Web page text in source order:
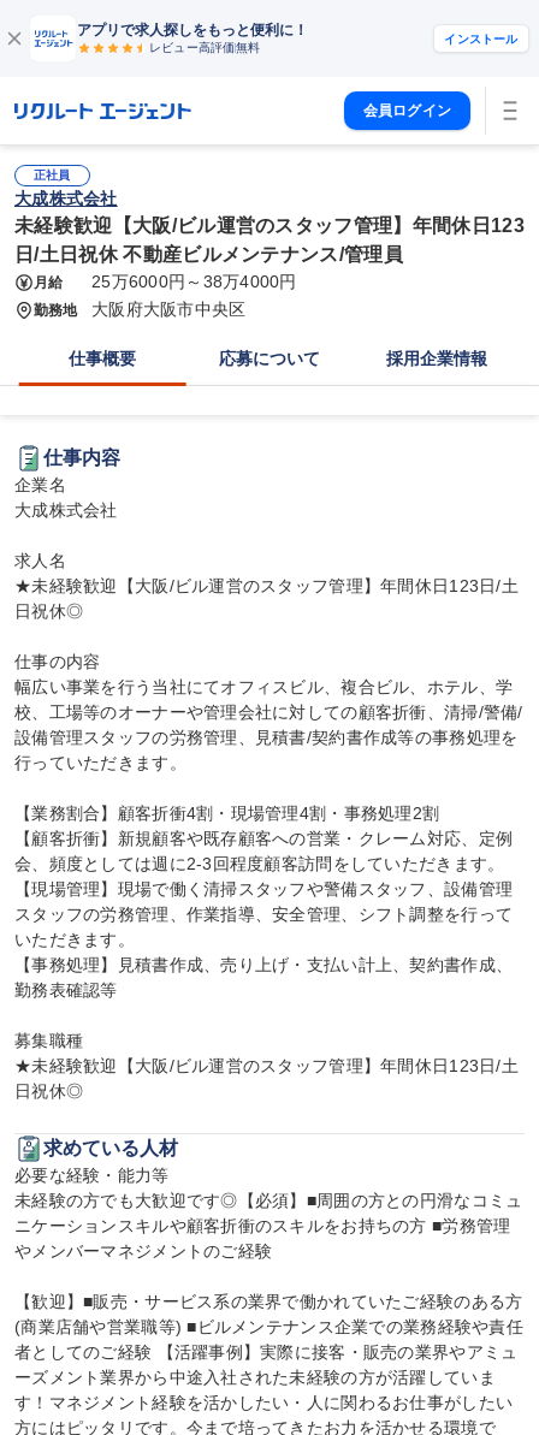
アプリで求人探しをもっと便利に！
レビュー高評価無料
インストール
会員ログイン
正社員
大成株式会社
未経験歓迎【大阪/ビル運営のスタッフ管理】年間休日123
日/土日祝休 不動産ビルメンテナンス/管理員
月給 25万6000円～38万4000円
勤務地 大阪府大阪市中央区
仕事概要 応募について 採用企業情報
仕事内容
企業名
大成株式会社
求人名
★未経験歓迎【大阪/ビル運営のスタッフ管理】年間休日123日/土
日祝休◎
仕事の内容
幅広い事業を行う当社にてオフィスビル、複合ビル、ホテル、学
校、工場等のオーナーや管理会社に対しての顧客折衝、清掃/警備/
設備管理スタッフの労務管理、見積書/契約書作成等の事務処理を
行っていただきます。
【業務割合】顧客折衝4割・現場管理4割・事務処理2割
【顧客折衝】新規顧客や既存顧客への営業・クレーム対応、定例
会、頻度としては週に2-3回程度顧客訪問をしていただきます。
【現場管理】現場で働く清掃スタッフや警備スタッフ、設備管理
スタッフの労務管理、作業指導、安全管理、シフト調整を行って
いただきます。
【事務処理】見積書作成、売り上げ・支払い計上、契約書作成、
勤務表確認等
募集職種
★未経験歓迎【大阪/ビル運営のスタッフ管理】年間休日123日/土
日祝休◎
求めている人材
必要な経験・能力等
未経験の方でも大歓迎です◎【必須】■周囲の方との円滑なコミュ
ニケーションスキルや顧客折衝のスキルをお持ちの方 ■労務管理
やメンバーマネジメントのご経験
【歓迎】■販売・サービス系の業界で働かれていたご経験のある方
(商業店舗や営業職等) ■ビルメンテナンス企業での業務経験や責任
者としてのご経験 【活躍事例】実際に接客・販売の業界やアミュ
ーズメント業界から中途入社された未経験の方が活躍していま
す！マネジメント経験を活かしたい・人に関わるお仕事がしたい
方にはピッタリです。今まで培ってきたお力を活かせる環境で